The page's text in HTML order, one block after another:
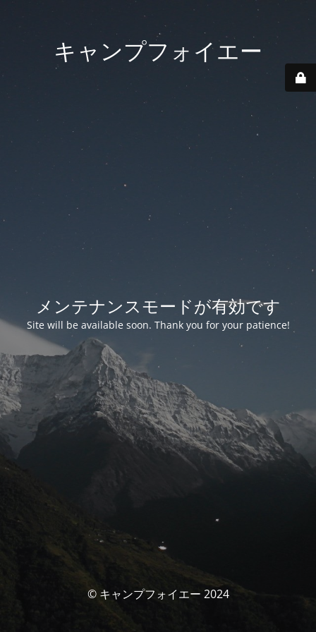
キャンプフォイエー
メンテナンスモードが有効です
Site will be available soon. Thank you for your patience!
© キャンプフォイエー 2024